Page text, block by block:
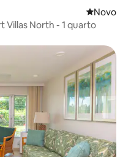
Novo
Novo
Villas North - 1 quarto